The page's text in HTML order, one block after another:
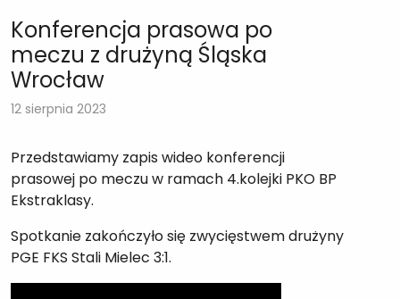
Konferencja prasowa po
meczu z drużyną Śląska
Wrocław
12 sierpnia 2023
Przedstawiamy zapis wideo konferencji
prasowej po meczu w ramach 4.kolejki PKO BP
Ekstraklasy.
Spotkanie zakończyło się zwycięstwem drużyny
PGE FKS Stali Mielec 3:1.